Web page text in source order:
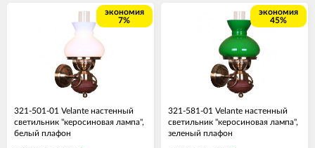
экономия
7%
321-501-01 Velante настенный
светильник "керосиновая лампа",
белый плафон
экономия
45%
321-581-01 Velante настенный
светильник "керосиновая лампа",
зеленый плафон